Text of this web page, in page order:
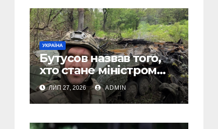
УКРАЇНА
Бутусов назвав того,
хто стане міністром
оборони України, і
пояснив, чому інакше
не може бути
ЛИП 27, 2026 ADMIN